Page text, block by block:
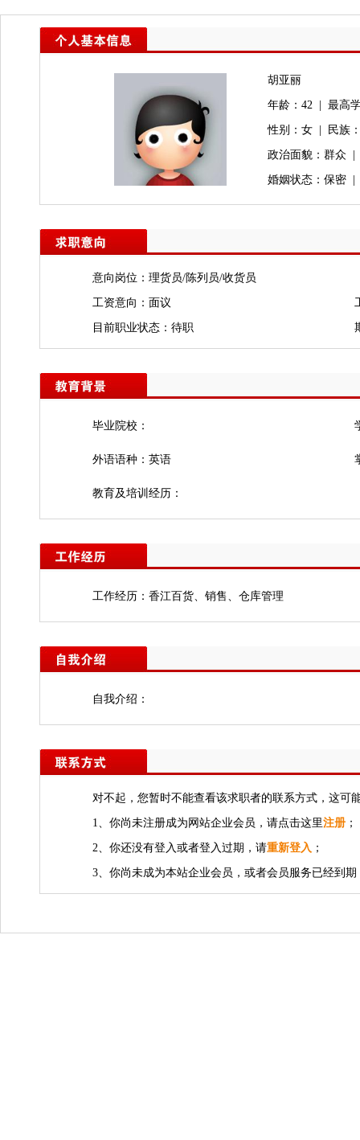
胡亚丽
年龄：42 | 最高
性别：女 | 民族
政治面貌：群众
婚姻状态：保密
意向岗位：理货员/陈列员/收货员
工资意向：面议
目前职业状态：待职
毕业院校：
外语语种：英语
教育及培训经历：
工作经历：香江百货、销售、仓库管理
自我介绍：
对不起，您暂时不能查看该求职者的联系方式，这可
1、你尚未注册成为网站企业会员，请点击这里注册 ；
2、你还没有登入或者登入过期，请重新登入 ；
3、你尚未成为本站企业会员，或者会员服务已经到